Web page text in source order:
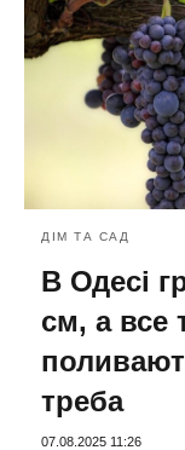
ДІМ ТА САД
В Одесі
см, а все
треба
07.08.2025 11:26